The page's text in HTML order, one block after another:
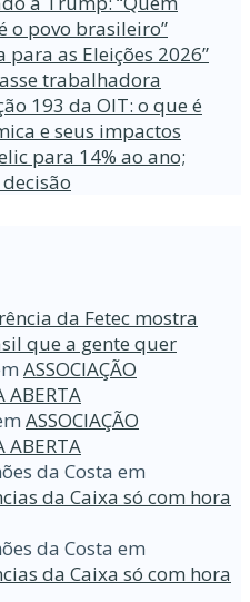
o povo brasileiro”
para as Eleições 2026”
trabalhadora
193 da OIT: o que é
e seus impactos
para 14% ao ano;
da Fetec mostra
que a gente quer
ASSOCIAÇÃO
ABERTA
ASSOCIAÇÃO
ABERTA
da Costa em
da Caixa só com hora
da Costa em
da Caixa só com hora